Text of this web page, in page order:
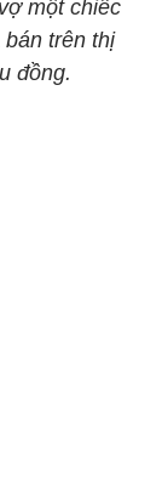
một chiếc
trên thị
đồng.